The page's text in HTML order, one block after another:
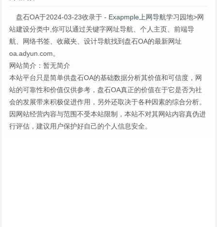
盘石OA于2024-03-23收录于 - Exapmple上网导航学习园地>网
站建设分类中,你可以通过关键字网址导航、个人主页、前端导
航、网络书签、收藏夹、设计导航找到盘石OA的最新网址
oa.adyun.com。
网站简介：暂无简介
本站平台只是简单供盘石OA的基础数据分析其价值和可信度，网
站的可靠性和价值仅供参考，盘石OA真正的价值在于它是否为社
会的发展带来积极促进作用，另外还取决于各种因素的综合分析。
因网站经营内容与范围不受本站限制，本站不对其网站内容真伪进
行评估，建议用户保护好自己的个人信息安全。